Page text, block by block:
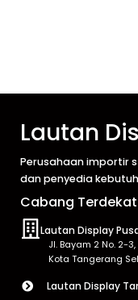
Lautan
Perusahaan importir
dan penyedia
Cabang
Lautan Display
Jl. Bayam 2 No. 2-
Kota Tangerang
Lautan Display